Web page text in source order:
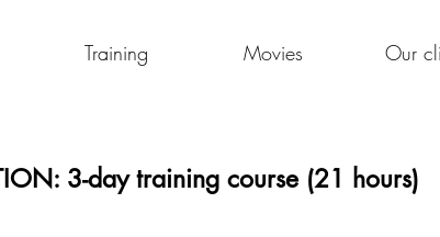
Training Movies Our
3-day training course (21 hours)